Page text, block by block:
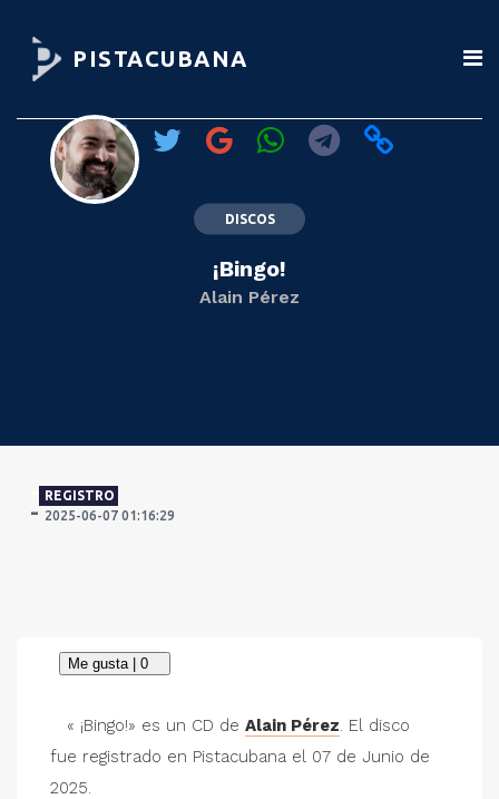
PISTACUBANA
DISCOS
¡Bingo!
Alain Pérez
REGISTRO
2025-06-07 01:16:29
« ¡Bingo!» es un CD de Alain Pérez. El disco
fue registrado en Pistacubana el 07 de Junio de
2025.